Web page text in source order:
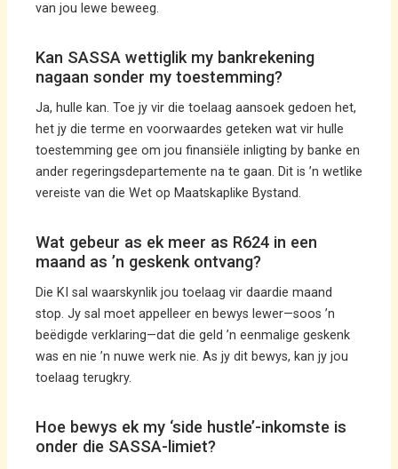
van jou lewe beweeg.
Kan SASSA wettiglik my bankrekening
nagaan sonder my toestemming?
Ja, hulle kan. Toe jy vir die toelaag aansoek gedoen het,
het jy die terme en voorwaardes geteken wat vir hulle
toestemming gee om jou finansiële inligting by banke en
ander regeringsdepartemente na te gaan. Dit is ’n wetlike
vereiste van die Wet op Maatskaplike Bystand.
Wat gebeur as ek meer as R624 in een
maand as ’n geskenk ontvang?
Die KI sal waarskynlik jou toelaag vir daardie maand
stop. Jy sal moet appelleer en bewys lewer—soos ’n
beëdigde verklaring—dat die geld ’n eenmalige geskenk
was en nie ’n nuwe werk nie. As jy dit bewys, kan jy jou
toelaag terugkry.
Hoe bewys ek my ‘side hustle’-inkomste is
onder die SASSA-limiet?